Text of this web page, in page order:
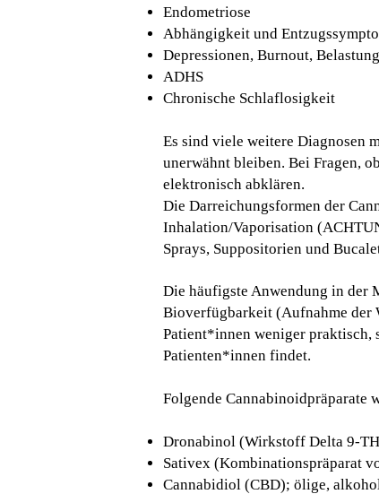
Endometriose
Abhängigkeit und
Depressionen, Burnout,
ADHS
Chronische Schlaflosigkeit
Es sind viele weitere Diagnosen
unerwähnt bleiben. Bei Fragen,
elektronisch abklären.
Die Darreichungsformen der
Inhalation/Vaporisation
Sprays, Suppositorien und
Die häufigste Anwendung in der
Bioverfügbarkeit (Aufnahme der
Patient*innen weniger praktisch,
Patienten*innen findet.
Folgende Cannabinoidpräparate
Dronabinol (Wirkstoff Delta 9-
Sativex (Kombinationspräparat
Cannabidiol (CBD); ölige,